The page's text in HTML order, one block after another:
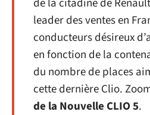
de la citadine de
leader des ventes en
conducteurs désireux
en fonction de la
du nombre de places
cette dernière Clio.
de la Nouvelle CLIO 5.